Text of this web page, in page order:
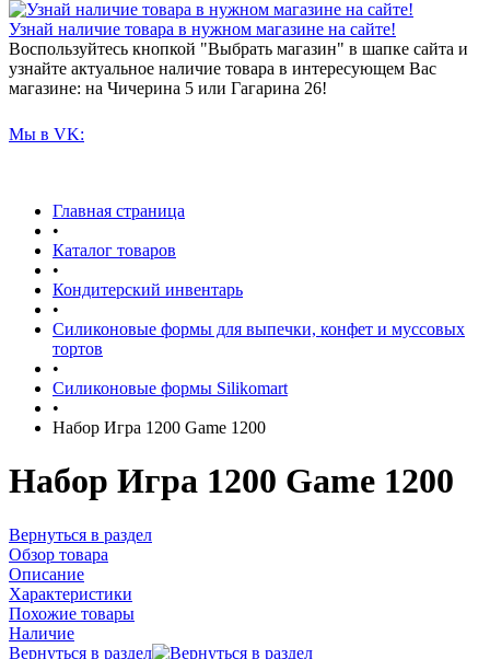
Узнай наличие товара в нужном магазине на сайте!
Воспользуйтесь кнопкой "Выбрать магазин" в шапке сайта и
узнайте актуальное наличие товара в интересующем Вас
магазине: на Чичерина 5 или Гагарина 26!
Мы в VK:
Главная страница
•
Каталог товаров
•
Кондитерский инвентарь
•
Силиконовые формы для выпечки, конфет и муссовых
тортов
•
Силиконовые формы Silikomart
•
Набор Игра 1200 Game 1200
Набор Игра 1200 Game 1200
Вернуться в раздел
Обзор товара
Описание
Характеристики
Похожие товары
Наличие
Вернуться в раздел